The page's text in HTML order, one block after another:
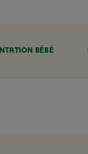
BÉBÉ